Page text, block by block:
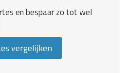
en bespaar zo tot wel
vergelijken